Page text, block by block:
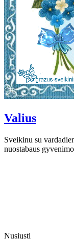
Valius
Sveikinu su
nuostabaus
Nusiųsti